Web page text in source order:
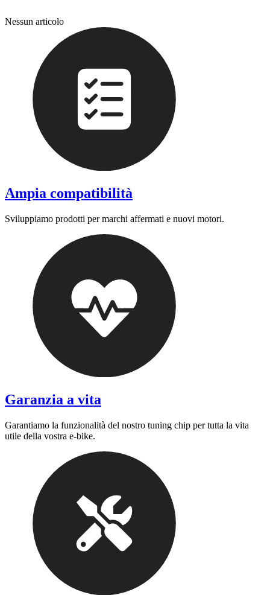
Nessun articolo
Ampia compatibilità
Sviluppiamo prodotti per marchi affermati e nuovi motori.
Garanzia a vita
Garantiamo la funzionalità del nostro tuning chip per tutta la vita
utile della vostra e-bike.